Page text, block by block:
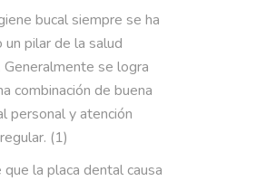
bucal siempre se ha
un pilar de la salud
se logra
combinación de buena
personal y atención
(1)
la placa dental causa